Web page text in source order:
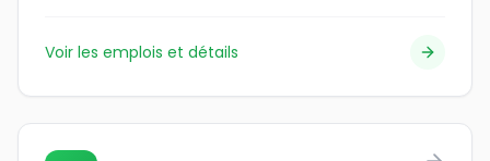
Voir les emplois et détails